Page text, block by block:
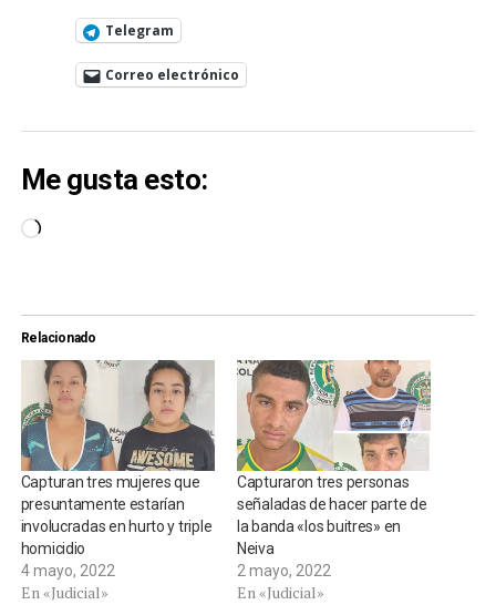
Telegram
Correo electrónico
Me gusta esto:
Cargando...
Relacionado
Capturan tres mujeres que
presuntamente estarían
involucradas en hurto y triple
homicidio
4 mayo, 2022
En «Judicial»
Capturaron tres personas
señaladas de hacer parte de
la banda «los buitres» en
Neiva
2 mayo, 2022
En «Judicial»